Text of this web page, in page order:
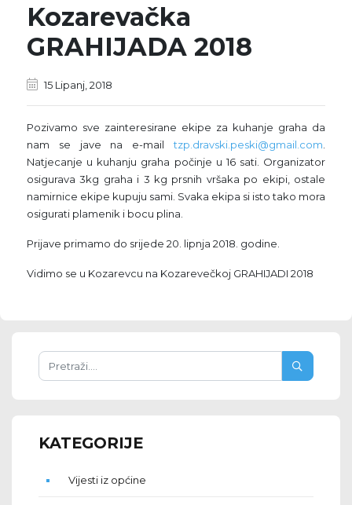
Kozarevačka
GRAHIJADA 2018
15 Lipanj, 2018
Pozivamo sve zainteresirane ekipe za kuhanje graha da
nam se jave na e-mailtzp.dravski.peski@gmail.com
Natjecanje u kuhanju graha počinje u 16 sati. Organizator
osigurava 3kg graha i 3 kg prsnih vršaka po ekipi, ostale
namirnice ekipe kupuju sami. Svaka ekipa si isto tako mora
osigurati plamenik i bocu plina.
Prijave primamo do srijede 20. lipnja 2018. godine.
Vidimo se u Kozarevcu na Kozarevečkoj GRAHIJADI 2018
KATEGORIJE
Vijesti iz općine